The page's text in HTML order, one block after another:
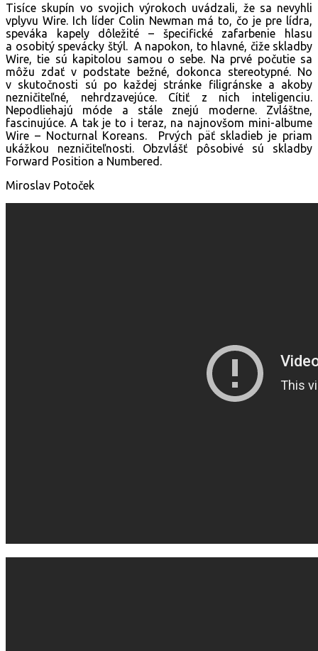
Tisíce skupín vo svojich výrokoch uvádzali, že sa nevyhli
vplyvu Wire. Ich líder Colin Newman má to, čo je pre lídra,
speváka kapely dôležité – špecifické zafarbenie hlasu
a osobitý spevácky štýl. A napokon, to hlavné, čiže skladby
Wire, tie sú kapitolou samou o sebe. Na prvé počutie sa
môžu zdať v podstate bežné, dokonca stereotypné. No
v skutočnosti sú po každej stránke filigránske a akoby
nezničiteľné, nehrdzavejúce. Cítiť z nich inteligenciu.
Nepodliehajú móde a stále znejú moderne. Zvláštne,
fascinujúce. A tak je to i teraz, na najnovšom mini-albume
Wire – Nocturnal Koreans. Prvých päť skladieb je priam
ukážkou nezničiteľnosti. Obzvlášť pôsobivé sú skladby
Forward Position a Numbered.
Miroslav Potoček